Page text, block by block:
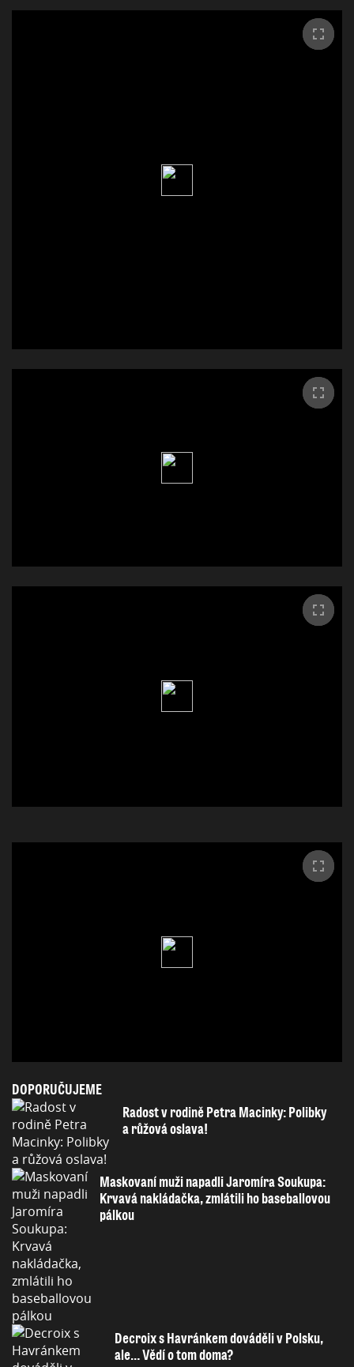
DOPORUČUJEME
Radost v rodině Petra Macinky: Polibky
a růžová oslava!
Maskovaní muži napadli Jaromíra Soukupa:
Krvavá nakládačka, zmlátili ho baseballovou
pálkou
Decroix s Havránkem dováděli v Polsku,
ale… Vědí o tom doma?